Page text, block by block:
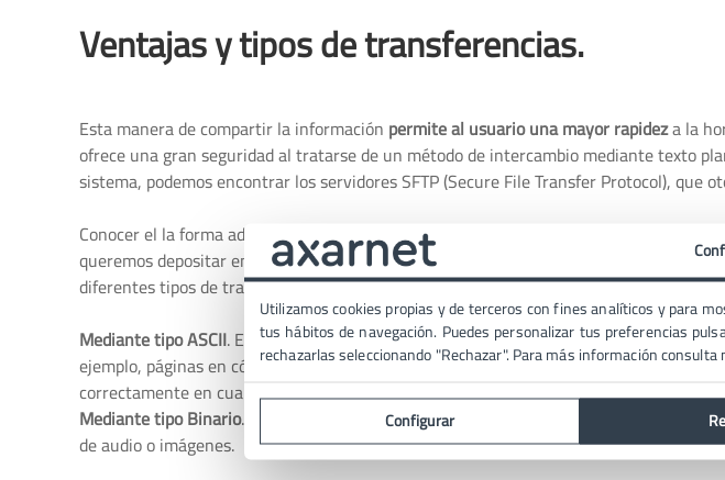
Ventajas y tipos de transferencias.
Esta manera de compartir la información permite al usuario una mayor rapideza la
ofrece una gran seguridad al tratarse de un método de intercambio mediante texto
sistema, podemos encontrar los servidores SFTP (Secure File Transfer Protocol), que
Conocer el la forma adecuada de transferir el archivo a través de la red es algo
queremos depositar en el servidor FTP y no provocar ningún tipo de pérdida de
diferentes tipos de transferencia FTP son:
Mediante tipo ASCII. Es la forma más recomendable para archivos que solamente
ejemplo, páginas en código HTML, pero no sus imágenes. El sistema debe ser
correctamente en cualquier sistema operativo y no se produzcan errores en la lectura
Mediante tipo Binario. Gracias a esta forma podemos intercambiar archivos
de audio o imágenes.
Utilizamos cookies propias y de terceros con fines analíticos y para
tus hábitos de navegación. Puedes personalizar tus preferencias
rechazarlas seleccionando "Rechazar". Para más información
Configurar